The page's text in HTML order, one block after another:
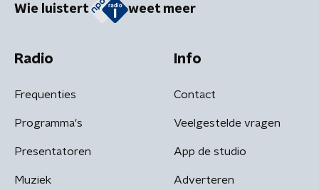
Wie luistert weet meer
Radio
Frequenties
Programma's
Presentatoren
Muziek
Info
Contact
Veelgestelde vragen
App de studio
Adverteren